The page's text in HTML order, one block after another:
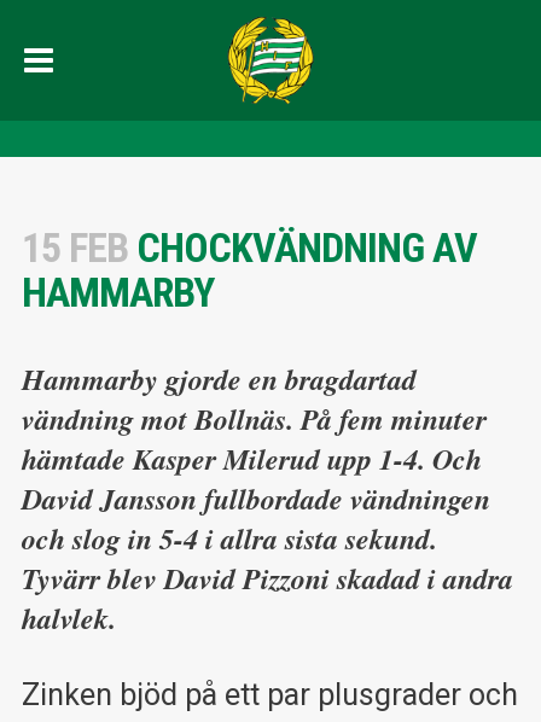
15 FEBCHOCKVÄNDNING AV
HAMMARBY
Hammarby gjorde en bragdartad
vändning mot Bollnäs. På fem minuter
hämtade Kasper Milerud upp 1-4. Och
David Jansson fullbordade vändningen
och slog in 5-4 i allra sista sekund.
Tyvärr blev David Pizzoni skadad i andra
halvlek.
Zinken bjöd på ett par plusgrader och